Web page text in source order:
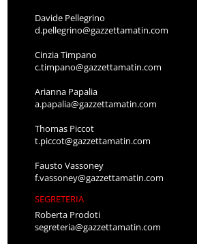
Davide Pellegrino
d.pellegrino@gazzettamatin.com
Cinzia Timpano
c.timpano@gazzettamatin.com
Arianna Papalia
a.papalia@gazzettamatin.com
Thomas Piccot
t.piccot@gazzettamatin.com
Fausto Vassoney
f.vassoney@gazzettamatin.com
SEGRETERIA
Roberta Prodoti
segreteria@gazzettamatin.com